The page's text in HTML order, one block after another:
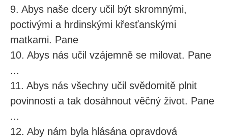
9. Abys naše dcery učil být skromnými,
poctivými a hrdinskými křesťanskými
matkami. Pane
10. Abys nás učil vzájemně se milovat. Pane
...
11. Abys nás všechny učil svědomitě plnit
povinnosti a tak dosáhnout věčný život. Pane
...
12. Aby nám byla hlásána opravdová